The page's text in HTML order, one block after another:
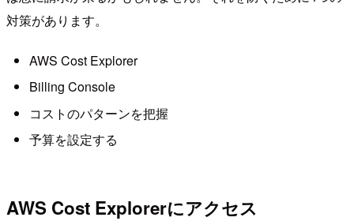
対策があります。
AWS Cost Explorer
Billing Console
コストのパターンを把握
予算を設定する
AWS Cost Explorerにアクセス